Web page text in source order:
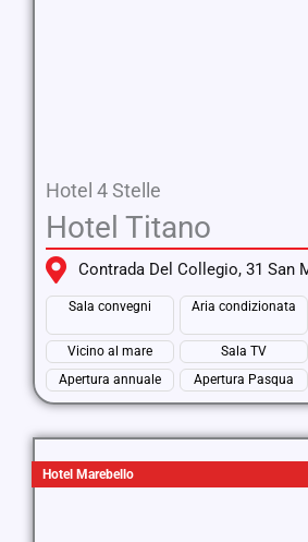
Hotel 4 Stelle
Hotel Titano
Contrada Del Collegio, 31 San
Sala convegni Aria condizionata
Vicino al mare
Sala TV
Apertura annuale
Apertura Pasqua
Hotel Marebello